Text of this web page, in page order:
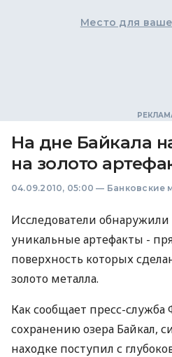
Место для
На дне Байкала
на золото
04.09.2010, 05:00 — Банковские
Исследователи обнаружили
уникальные артефакты -
поверхность которых
золото металла.
Как сообщает пресс-служба
сохранению озера Байкал,
находке поступил с